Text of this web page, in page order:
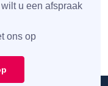
u een afspraak
ons op